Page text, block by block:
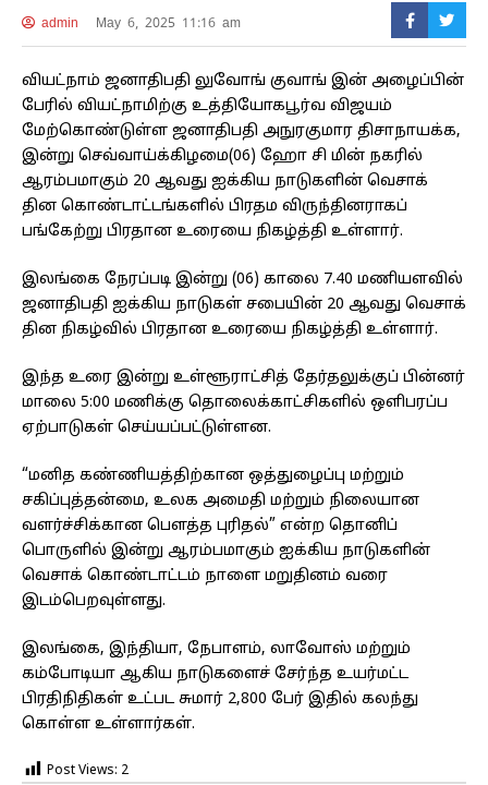
admin May 6, 2025 11:16 am
வியட்நாம் ஜனாதிபதி லுவோங் குவாங் இன் அழைப்பின்
பேரில் வியட்நாமிற்கு உத்தியோகபூர்வ விஜயம்
மேற்கொண்டுள்ள ஜனாதிபதி அநுரகுமார திசாநாயக்க,
இன்று செவ்வாய்க்கிழமை(06) ஹோ சி மின் நகரில்
ஆரம்பமாகும் 20 ஆவது ஐக்கிய நாடுகளின் வெசாக்
தின கொண்டாட்டங்களில் பிரதம விருந்தினராகப்
பங்கேற்று பிரதான உரையை நிகழ்த்தி உள்ளார்.
இலங்கை நேரப்படி இன்று (06) காலை 7.40 மணியளவில்
ஜனாதிபதி ஐக்கிய நாடுகள் சபையின் 20 ஆவது வெசாக்
தின நிகழ்வில் பிரதான உரையை நிகழ்த்தி உள்ளார்.
இந்த உரை இன்று உள்ளூராட்சித் தேர்தலுக்குப் பின்னர்
மாலை 5:00 மணிக்கு தொலைக்காட்சிகளில் ஒளிபரப்ப
ஏற்பாடுகள் செய்யப்பட்டுள்ளன.
“மனித கண்ணியத்திற்கான ஒத்துழைப்பு மற்றும்
சகிப்புத்தன்மை, உலக அமைதி மற்றும் நிலையான
வளர்ச்சிக்கான பௌத்த புரிதல்” என்ற தொனிப்
பொருளில் இன்று ஆரம்பமாகும் ஐக்கிய நாடுகளின்
வெசாக் கொண்டாட்டம் நாளை மறுதினம் வரை
இடம்பெறவுள்ளது.
இலங்கை, இந்தியா, நேபாளம், லாவோஸ் மற்றும்
கம்போடியா ஆகிய நாடுகளைச் சேர்ந்த உயர்மட்ட
பிரதிநிதிகள் உட்பட சுமார் 2,800 பேர் இதில் கலந்து
கொள்ள உள்ளார்கள்.
Post Views: 2